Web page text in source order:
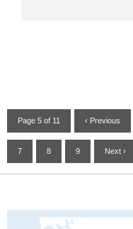
Page 5 of 11 ‹ Previous
7 8 9 Next ›